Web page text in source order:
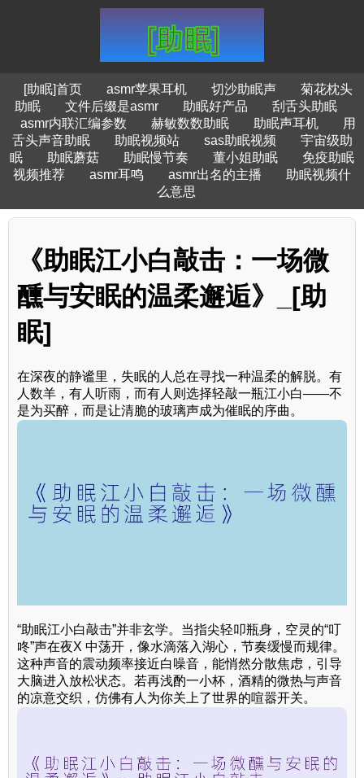
[助眠]首页 asmr苹果耳机 切沙助眠声
菊花枕头
助眠
文件后缀是asmr 助眠好产品
刮舌头助眠
asmr内联汇编参数
赫敏数数助眠 助眠声耳机
用
舌头声音助眠
助眠视频站 sas助眠视频
宇宙级助
眠
助眠蘑菇 助眠慢节奏 董小姐助眠
免疫助眠
视频推荐
asmr耳鸣 asmr出名的主播
助眠视频什
么意思
《助眠江小白敲击：一场微
醺与安眠的温柔邂逅》_[助
眠]
在深夜的静谧里，失眠的人总在寻找一种温柔的解脱。有
人数羊，有人听雨，而有人则选择轻敲一瓶江小白——不
是为买醉，而是让清脆的玻璃声成为催眠的序曲。
“助眠江小白敲击”并非玄学。当指尖轻叩瓶身，空灵的“叮
咚”声在夜X 中荡开，像水滴落入湖心，节奏缓慢而规律。
这种声音的震动频率接近白噪音，能悄然分散焦虑，引导
大脑进入放松状态。若再浅酌一小杯，酒精的微热与声音
的凉意交织，仿佛有人为你关上了世界的喧嚣开关。